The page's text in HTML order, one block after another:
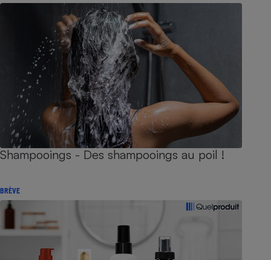
Shampooings - Des shampooings au poil !
BRÈVE